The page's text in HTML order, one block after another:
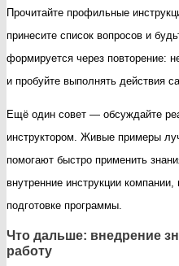
Прочитайте профильные
принесите список вопросов и
формируется через повторение:
и пробуйте выполнять действия
Ещё один совет — обсуждайте
инструктором. Живые примеры
помогают быстро применить
внутренние инструкции
подготовке программы.
Что дальше: внедрение
работу